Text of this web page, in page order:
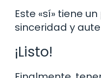
Este «sí» tiene
sinceridad y
¡Listo!